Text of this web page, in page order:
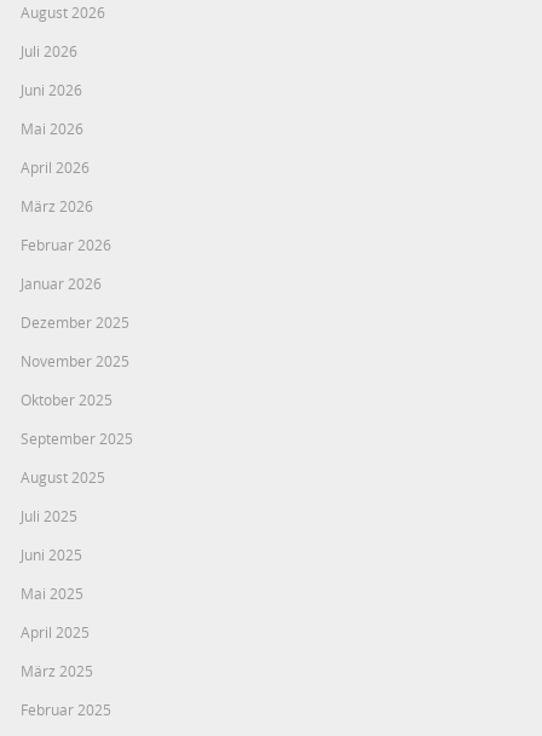
August 2026
Juli 2026
Juni 2026
Mai 2026
April 2026
März 2026
Februar 2026
Januar 2026
Dezember 2025
November 2025
Oktober 2025
September 2025
August 2025
Juli 2025
Juni 2025
Mai 2025
April 2025
März 2025
Februar 2025